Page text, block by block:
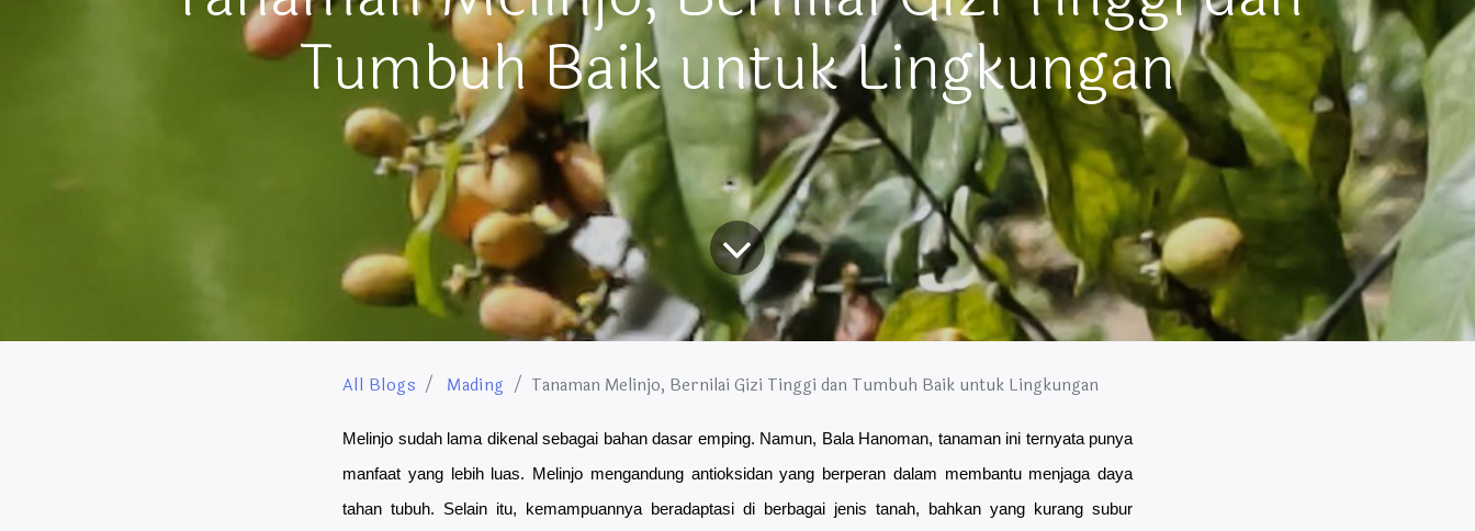
Tumbuh Baik untuk Lingkungan
All Blogs Mading Tanaman Melinjo, Bernilai Gizi Tinggi dan Tumbuh Baik untuk Lingkungan
Melinjo sudah lama dikenal sebagai bahan dasar emping. Namun, Bala Hanoman, tanaman ini ternyata punya
manfaat yang lebih luas. Melinjo mengandung antioksidan yang berperan dalam membantu menjaga daya
tahan tubuh. Selain itu, kemampuannya beradaptasi di berbagai jenis tanah, bahkan yang kurang subur